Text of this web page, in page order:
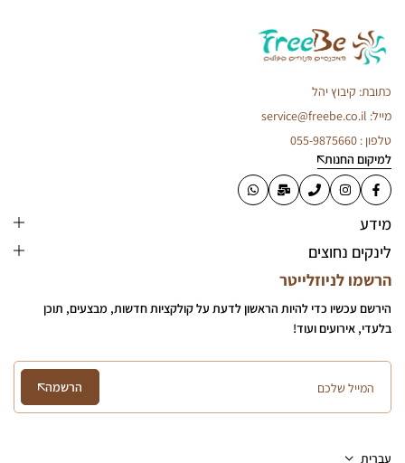
כתובת: קיבוץ יהל
מייל: service@freebe.co.il
טלפון : 055-9875660
למיקום החנות
מידע
לינקים נחוצים
הרשמו לניוזלייטר
הירשם עכשיו כדי להיות הראשון לדעת על קולקציות חדשות, מבצעים, תוכן
בלעדי, אירועים ועוד!
הרשמה
עִבְרִית